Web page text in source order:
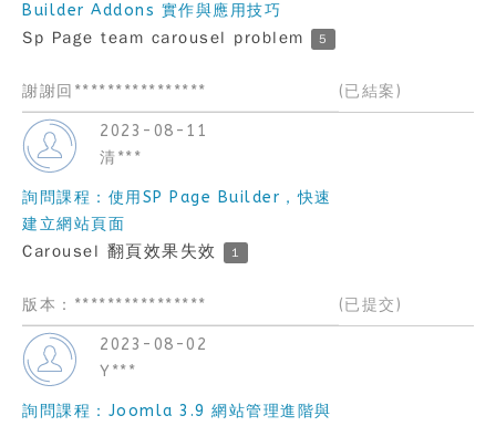
Builder Addons 實作與應用技巧
Sp Page team carousel problem 5
謝謝回**************** (已結案)
2023-08-11
清***
詢問課程：使用SP Page Builder，快速
建立網站頁面
Carousel 翻頁效果失效 1
版本：**************** (已提交)
2023-08-02
Y***
詢問課程：Joomla 3.9 網站管理進階與